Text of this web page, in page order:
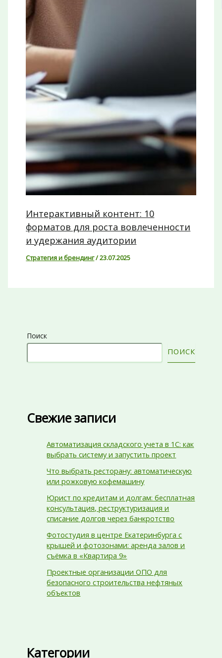
Интерактивный контент: 10
форматов для роста вовлеченности
и удержания аудитории
Стратегия и брендинг/23.07.2025
Поиск
ПОИСК
Свежие записи
Автоматизация складского учета в 1С: как
выбрать систему и запустить проект
Что выбрать ресторану: автоматическую
или рожковую кофемашину
Юрист по кредитам и долгам: бесплатная
консультация, реструктуризация и
списание долгов через банкротство
Фотостудия в центре Екатеринбурга с
крышей и фотозонами: аренда залов и
съёмка в «Квартира 9»
Проектные организации ОПО для
безопасного строительства нефтяных
объектов
Категории